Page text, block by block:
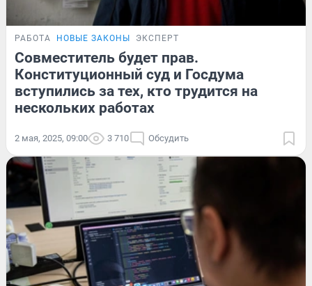
РАБОТА НОВЫЕ ЗАКОНЫ ЭКСПЕРТ
Совместитель будет прав.
Конституционный суд и Госдума
вступились за тех, кто трудится на
нескольких работах
2 мая, 2025, 09:00 3 710 Обсудить